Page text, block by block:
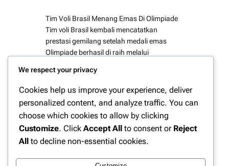
Tim Voli Brasil Menang Emas Di Olimpiade
Tim voli Brasil kembali mencatatkan
prestasi gemilang setelah medali emas
Olimpiade berhasil di raih melalui
determinasi. Kemenangan ini menjadi bukti
kekuatan Brasil sebagai salah satu raksasa
bola voli dunia. Sejak fase awal turnamen,
permainan solid telah di perlihatkan,
sehingga kepercayaan diri tim terus…
We respect your privacy
Cookies help us improve your experience, deliver
personalized content, and analyze traffic. You can
choose which cookies to allow by clicking
Customize. Click Accept All to consent or Reject
All to decline non-essential cookies.